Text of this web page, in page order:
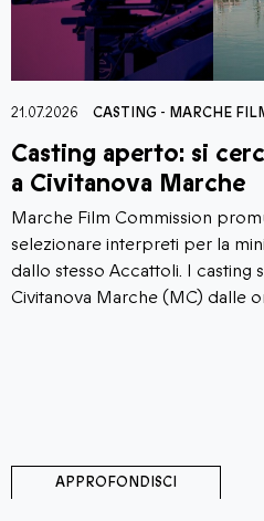
21.07.2026 CASTING - MARCHE
Casting aperto: si
a Civitanova Marche
Marche Film Commission
selezionare interpreti per la
dallo stesso Accattoli. I casting
Civitanova Marche (MC) dalle
APPROFONDISCI